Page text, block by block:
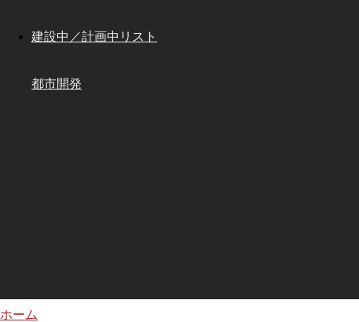
建設中／計画中リスト
都市開発
ホーム